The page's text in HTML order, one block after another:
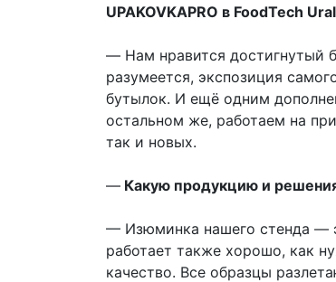
UPAKOVKAPRO в FoodTech
— Нам нравится достигнутый
разумеется, экспозиция
бутылок. И ещё одним
остальном же, работаем на
так и новых.
— Какую продукцию и
— Изюминка нашего стенда —
работает также хорошо, как
качество. Все образцы